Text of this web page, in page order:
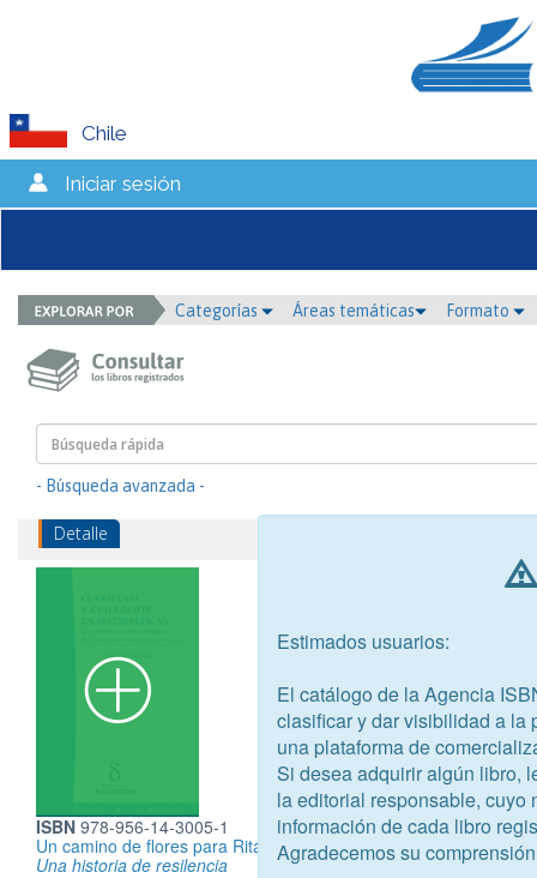
Chile
Iniciar sesión
Categorías Áreas temáticas Formato
- Búsqueda avanzada -
Detalle
ISBN 978-956-14-3005-1
Un camino de flores para Rita
Una historia de resilencia
Estimados usuarios:
El catálogo de la Agencia
clasificar y dar visibilidad a la
una plataforma de
Si desea adquirir algún libro,
la editorial responsable, cuyo
información de cada libro
Agradecemos su